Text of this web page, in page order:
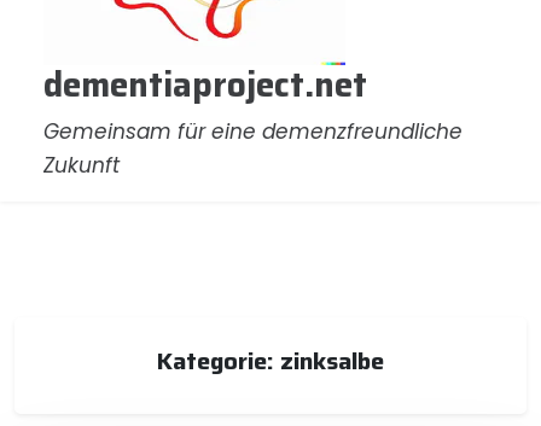
dementiaproject.net
Gemeinsam für eine demenzfreundliche
Zukunft
Kategorie: zinksalbe